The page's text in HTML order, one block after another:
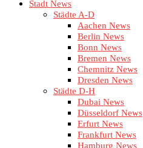
Stadt News
Städte A-D
Aachen News
Berlin News
Bonn News
Bremen News
Chemnitz News
Dresden News
Städte D-H
Dubai News
Düsseldorf News
Erfurt News
Frankfurt News
Hamburg News